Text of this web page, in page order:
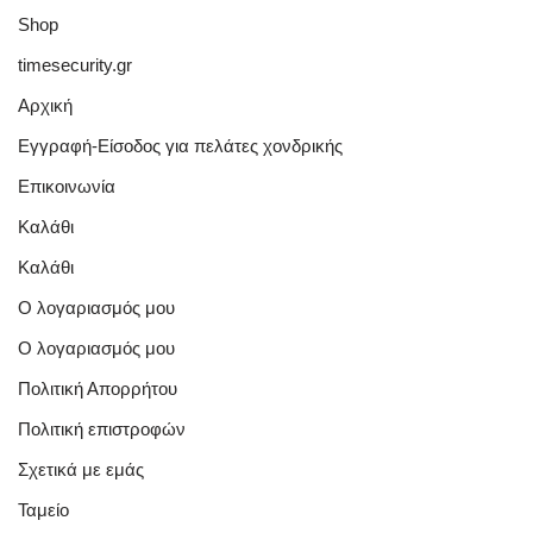
Shop
timesecurity.gr
Αρχική
Εγγραφή-Είσοδος για πελάτες χονδρικής
Επικοινωνία
Καλάθι
Καλάθι
Ο λογαριασμός μου
Ο λογαριασμός μου
Πολιτική Απορρήτου
Πολιτική επιστροφών
Σχετικά με εμάς
Ταμείο